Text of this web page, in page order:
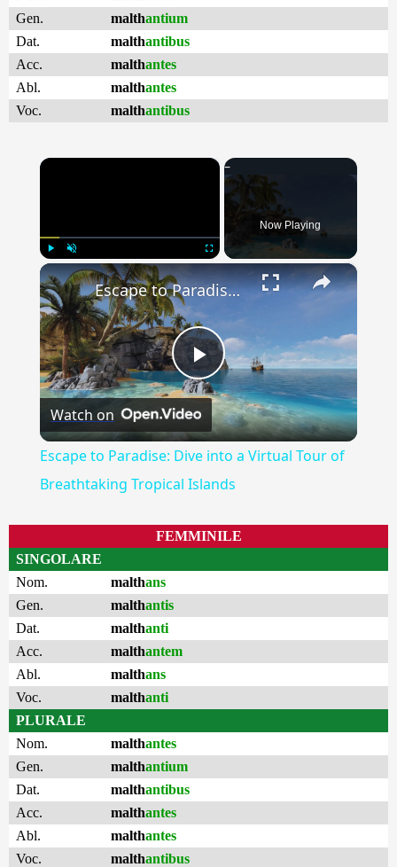
Gen.
malthantium
Dat.
malthantibus
Acc.
malthantes
Abl.
malthantes
Voc.
malthantibus
×
Unmute
Now Playing
×
Play
Video
Escape to Paradise: Dive into a Virtual Tour of Breathtaking Tropical Islands
Watch on
Escape to Paradise: Dive into a Virtual Tour of
Breathtaking Tropical Islands
FEMMINILE
SINGOLARE
Nom.
malthans
Gen.
malthantis
Dat.
malthanti
Acc.
malthantem
Abl.
malthans
Voc.
malthanti
PLURALE
Nom.
malthantes
Gen.
malthantium
Dat.
malthantibus
Acc.
malthantes
Abl.
malthantes
Voc.
malthantibus